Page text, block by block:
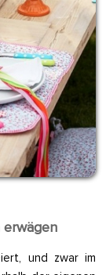
erwägen
und zwar im